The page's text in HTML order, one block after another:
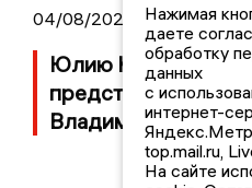
04/08/2026 11:36
Юлию Калистову
представили в
Владимирской
Нажимая
даете
обработку
данных
с
интернет-
top.mail.ru,
На сайте